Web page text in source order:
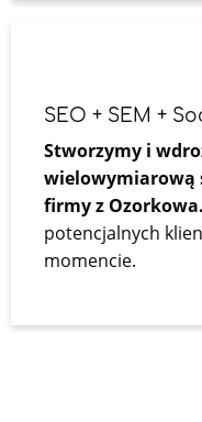
SEO + SEM +
Stworzymy i
wielowymiarową
firmy z Ozorkowa.
potencjalnych
momencie.